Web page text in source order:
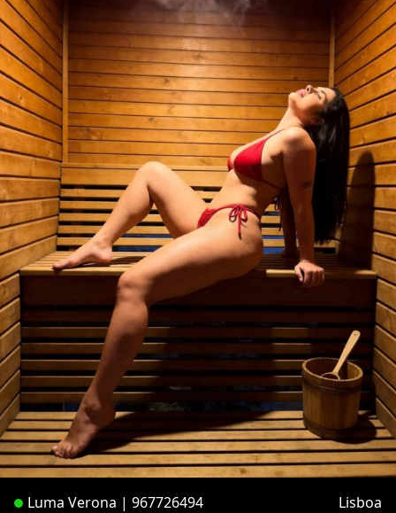
Luma Verona | 967726494 Lisboa